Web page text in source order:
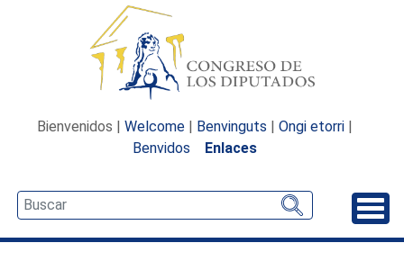
Bienvenidos | Welcome | Benvinguts | Ongi etorri |
Benvidos
Enlaces